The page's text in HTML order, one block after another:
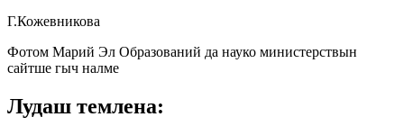
Г.Кожевникова
Фотом Марий Эл Образований да науко министерствын
сайтше гыч налме
Лудаш темлена: